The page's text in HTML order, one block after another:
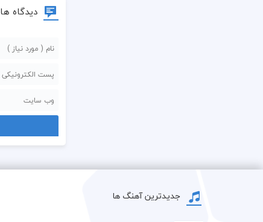
دیدگاه ها
جدیدترین آهنگ ها